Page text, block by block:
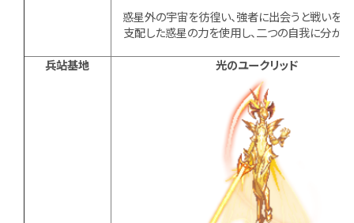
惑星外の宇宙を彷徨い、強者に出会うと戦いを仕
支配した惑星の力を使用し、二つの自我に分かれ
兵站基地
光のユークリッド